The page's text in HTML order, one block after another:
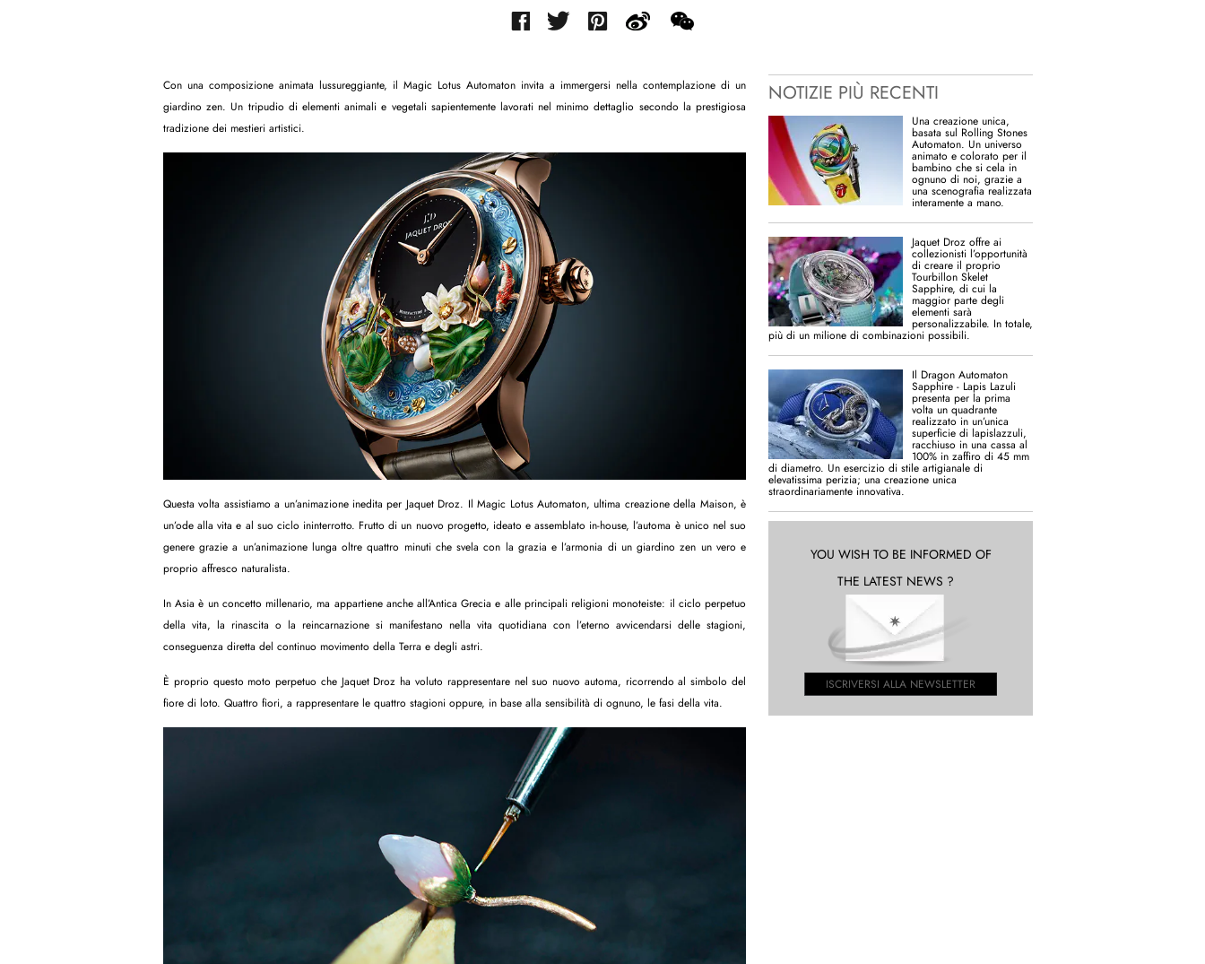
Con una composizione animata lussureggiante, il Magic Lotus Automaton invita a immergersi nella contemplazione di un
giardino zen. Un tripudio di elementi animali e vegetali sapientemente lavorati nel minimo dettaglio secondo la prestigiosa
tradizione dei mestieri artistici.
Questa volta assistiamo a un’animazione inedita per Jaquet Droz. Il Magic Lotus Automaton, ultima creazione della Maison, è
un’ode alla vita e al suo ciclo ininterrotto. Frutto di un nuovo progetto, ideato e assemblato in-house, l’automa è unico nel suo
genere grazie a un’animazione lunga oltre quattro minuti che svela con la grazia e l’armonia di un giardino zen un vero e
proprio affresco naturalista.
In Asia è un concetto millenario, ma appartiene anche all’Antica Grecia e alle principali religioni monoteiste: il ciclo perpetuo
della vita, la rinascita o la reincarnazione si manifestano nella vita quotidiana con l’eterno avvicendarsi delle stagioni,
conseguenza diretta del continuo movimento della Terra e degli astri.
È proprio questo moto perpetuo che Jaquet Droz ha voluto rappresentare nel suo nuovo automa, ricorrendo al simbolo del
fiore di loto. Quattro fiori, a rappresentare le quattro stagioni oppure, in base alla sensibilità di ognuno, le fasi della vita.
NOTIZIE PIÙ RECENTI
Una creazione unica,
basata sul Rolling Stones
Automaton. Un universo
animato e colorato per il
bambino che si cela in
ognuno di noi, grazie a
una scenografia realizzata
interamente a mano.
Jaquet Droz offre ai
collezionisti l’opportunità
di creare il proprio
Tourbillon Skelet
Sapphire, di cui la
maggior parte degli
elementi sarà
personalizzabile. In totale,
più di un milione di combinazioni possibili.
Il Dragon Automaton
Sapphire - Lapis Lazuli
presenta per la prima
volta un quadrante
realizzato in un’unica
superficie di lapislazzuli,
racchiuso in una cassa al
100% in zaffiro di 45 mm
di diametro. Un esercizio di stile artigianale di
elevatissima perizia; una creazione unica
straordinariamente innovativa.
YOU WISH TO BE INFORMED OF
THE LATEST NEWS ?
ISCRIVERSI ALLA NEWSLETTER